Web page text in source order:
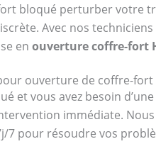
bloqué perturber votre
Avec nos
en ouverture coffre-fort
ouverture de coffre-
et vous avez besoin
immédiate. Nous
7 pour résoudre vos